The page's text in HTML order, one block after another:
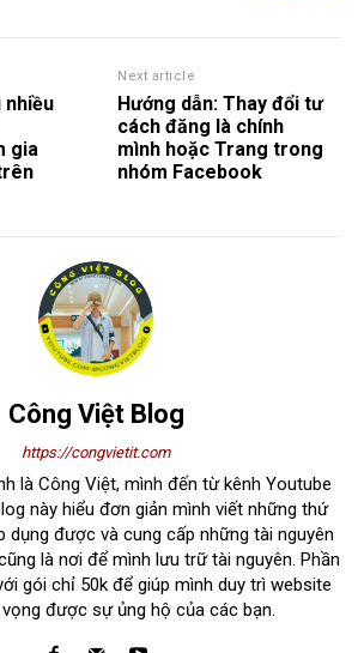
nhiều
gia
Next article
Hướng dẫn: Thay đổi tư
cách đăng là chính
mình hoặc Trang trong
nhóm Facebook
Công Việt Blog
https://congvietit.com
là Công Việt, mình đến từ kênh Youtube
này hiểu đơn giản mình viết những thứ
dụng được và cung cấp những tài nguyên
là nơi để mình lưu trữ tài nguyên. Phần
gói chỉ 50k để giúp mình duy trì website
được sự ủng hộ của các bạn.